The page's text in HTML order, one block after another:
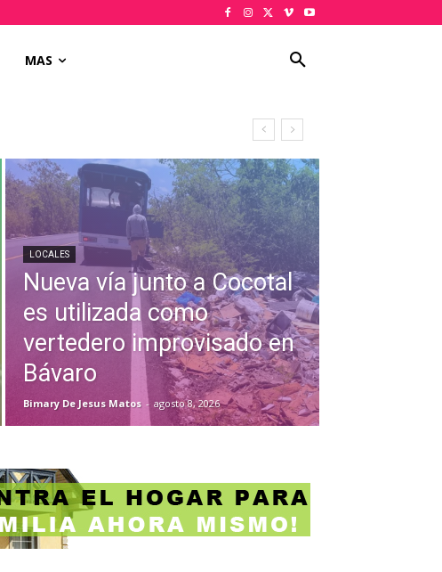
MAS
LOCALES
Nueva vía junto a Cocotal
es utilizada como
vertedero improvisado en
Bávaro
Bimary De Jesus Matos - agosto 8, 2026